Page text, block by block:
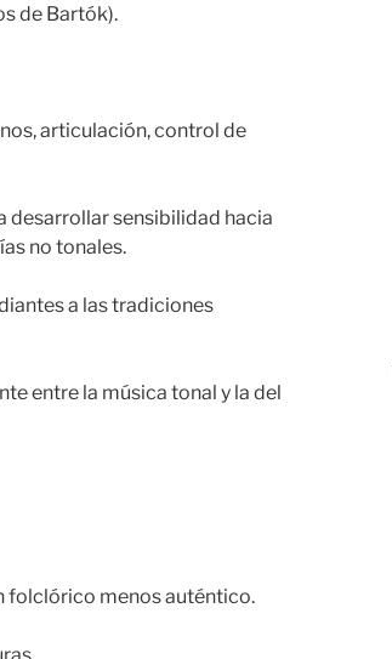
de Bartók).
articulación, control de
desarrollar sensibilidad hacia
no tonales.
a las tradiciones
entre la música tonal y la del
folclórico menos auténtico.